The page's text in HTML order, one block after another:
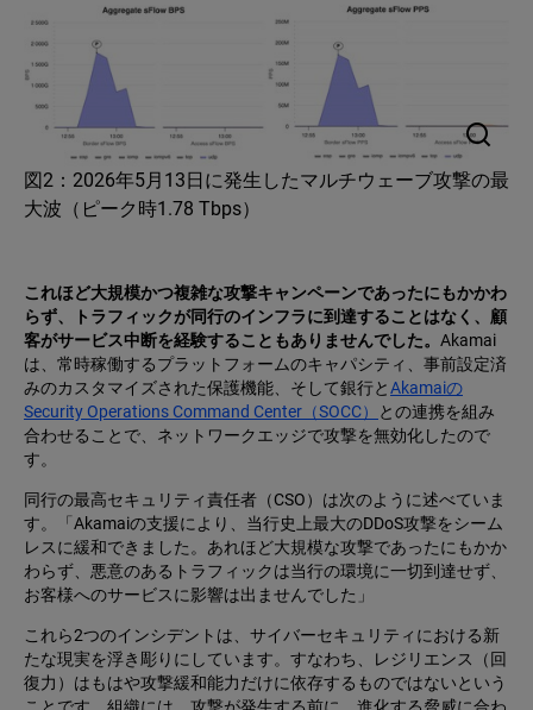
図2：2026年5月13日に発生したマルチウェーブ攻撃の最
大波（ピーク時1.78 Tbps）
これほど大規模かつ複雑な攻撃キャンペーンであったにもかかわ
らず、トラフィックが同行のインフラに到達することはなく、顧
客がサービス中断を経験することもありませんでした。 Akamai
は、常時稼働するプラットフォームのキャパシティ、事前設定済
みのカスタマイズされた保護機能、そして銀行とAkamaiの
Security Operations Command Center（SOCC）
との連携を組み
合わせることで、ネットワークエッジで攻撃を無効化したので
す。
同行の最高セキュリティ責任者（CSO）は次のように述べていま
す。「Akamaiの支援により、当行史上最大のDDoS攻撃をシーム
レスに緩和できました。あれほど大規模な攻撃であったにもかか
わらず、悪意のあるトラフィックは当行の環境に一切到達せず、
お客様へのサービスに影響は出ませんでした」
これら2つのインシデントは、サイバーセキュリティにおける新
たな現実を浮き彫りにしています。すなわち、レジリエンス（回
復力）はもはや攻撃緩和能力だけに依存するものではないという
ことです。組織には、攻撃が発生する前に、進化する脅威に合わ